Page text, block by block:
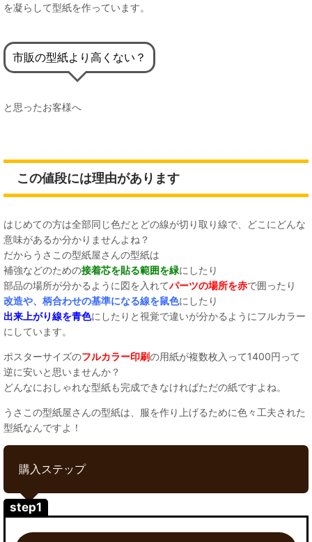
を凝らして型紙を作っています。
市販の型紙より高くない？
と思ったお客様へ
この値段には理由があります
はじめての方は全部同じ色だとどの線が切り取り線で、どこにどんな
意味があるか分かりませんよね？
だからうさこの型紙屋さんの型紙は
補強などのための接着芯を貼る範囲を緑にしたり
部品の場所が分かるように図を入れてパーツの場所を赤で囲ったり
改造や、柄合わせの基準になる線を鼠色にしたり
出来上がり線を青色にしたりと視覚で違いが分かるようにフルカラー
にしています。
ポスターサイズのフルカラー印刷の用紙が複数枚入って1400円って
逆に安いと思いませんか？
どんなにおしゃれな型紙も完成できなければただの紙ですよね。
うさこの型紙屋さんの型紙は、服を作り上げるために色々工夫された
型紙なんですよ！
購入ステップ
step1